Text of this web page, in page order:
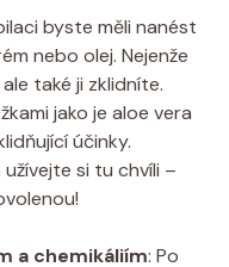
byste měli nanést
nebo olej. Nejenže
také ji zklidníte.
jako je aloe vera
účinky.
si tu chvíli –
a chemikáliím: Po